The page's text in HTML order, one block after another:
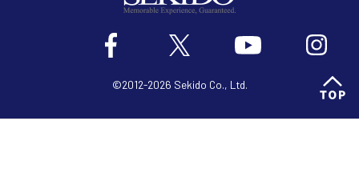
©2012-2026 Sekido Co., Ltd.